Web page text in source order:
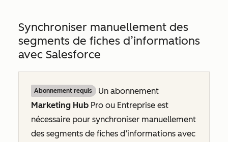
Synchroniser manuellement des
segments de fiches d’informations
avec Salesforce
Abonnement requis
Un abonnement
Marketing Hub Pro ou Entreprise est
nécessaire pour synchroniser manuellement
des segments de fiches d’informations avec